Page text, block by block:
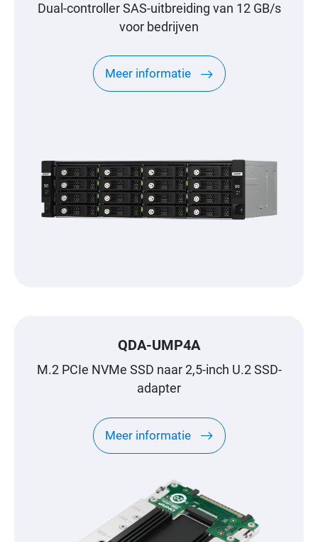
Dual-controller SAS-uitbreiding van 12 GB/s
voor bedrijven
Meer informatie
QDA-UMP4A
M.2 PCIe NVMe SSD naar 2,5-inch U.2 SSD-
adapter
Meer informatie